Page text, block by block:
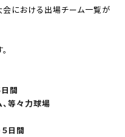
会における出場チーム一覧が
日間
等々力球場
日間